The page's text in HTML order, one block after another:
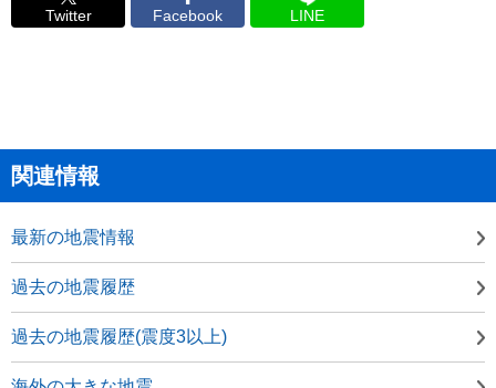
Twitter Facebook LINE
関連情報
最新の地震情報
過去の地震履歴
過去の地震履歴(震度3以上)